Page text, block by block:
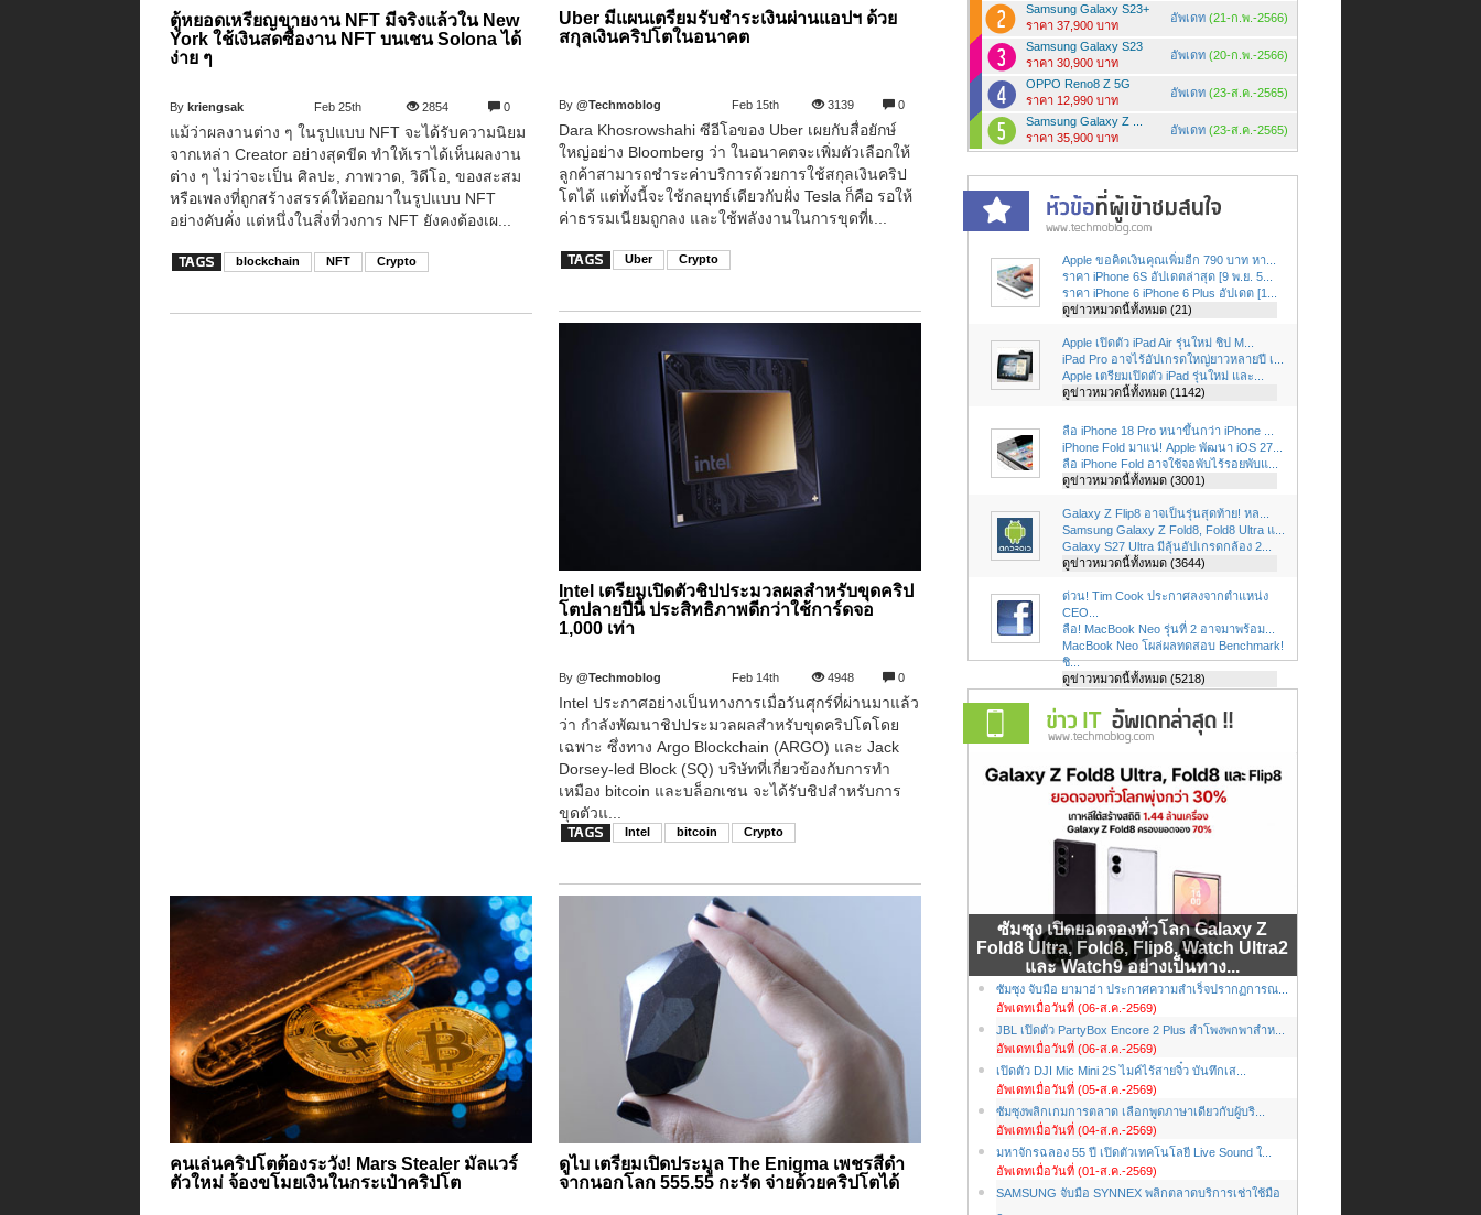
ตู้หยอดเหรียญขายงาน NFT มีจริงแล้วใน New
York ใช้เงินสดซื้องาน NFT บนเชน Solona ได้
ง่าย ๆ
Bykriengsak Feb 25th 2854 0
แม้ว่าผลงานต่าง ๆ ในรูปแบบ NFT จะได้รับความนิยม
จากเหล่า Creator อย่างสุดขีด ทำให้เราได้เห็นผลงาน
ต่าง ๆ ไม่ว่าจะเป็น ศิลปะ, ภาพวาด, วิดีโอ, ของสะสม
หรือเพลงที่ถูกสร้างสรรค์ให้ออกมาในรูปแบบ NFT
อย่างคับคั่ง แต่หนึ่งในสิ่งที่วงการ NFT ยังคงต้องเผ...
blockchain NFT Crypto
Uber มีแผนเตรียมรับชำระเงินผ่านแอปฯ ด้วย
สกุลเงินคริปโตในอนาคต
By@Techmoblog Feb 15th 3139 0
Dara Khosrowshahi ซีอีโอของ Uber เผยกับสื่อยักษ์
ใหญ่อย่าง Bloomberg ว่า ในอนาคตจะเพิ่มตัวเลือกให้
ลูกค้าสามารถชำระค่าบริการด้วยการใช้สกุลเงินคริป
โตได้ แต่ทั้งนี้จะใช้กลยุทธ์เดียวกับฝั่ง Tesla ก็คือ รอให้
ค่าธรรมเนียมถูกลง และใช้พลังงานในการขุดที่เ...
Uber Crypto
Intel เตรียมเปิดตัวชิปประมวลผลสำหรับขุดคริป
โตปลายปีนี้ ประสิทธิภาพดีกว่าใช้การ์ดจอ
1,000 เท่า
By@Techmoblog Feb 14th 4948 0
Intel ประกาศอย่างเป็นทางการเมื่อวันศุกร์ที่ผ่านมาแล้ว
ว่า กำลังพัฒนาชิปประมวลผลสำหรับขุดคริปโตโดย
เฉพาะ ซึ่งทาง Argo Blockchain (ARGO) และ Jack
Dorsey-led Block (SQ) บริษัทที่เกี่ยวข้องกับการทำ
เหมือง bitcoin และบล็อกเชน จะได้รับชิปสำหรับการ
ขุดตัวแ...
Intel bitcoin Crypto
คนเล่นคริปโตต้องระวัง! Mars Stealer มัลแวร์
ตัวใหม่ จ้องขโมยเงินในกระเป๋าคริปโต
ดูไบ เตรียมเปิดประมูล The Enigma เพชรสีดำ
จากนอกโลก 555.55 กะรัด จ่ายด้วยคริปโตได้
Samsung Galaxy S23+
ราคา 37,900 บาท
อัพเดท (21-ก.พ.-2566)
Samsung Galaxy S23
ราคา 30,900 บาท
อัพเดท (20-ก.พ.-2566)
OPPO Reno8 Z 5G
ราคา 12,990 บาท
อัพเดท (23-ส.ค.-2565)
Samsung Galaxy Z ...
ราคา 35,900 บาท
อัพเดท (23-ส.ค.-2565)
Apple ขอคิดเงินคุณเพิ่มอีก 790 บาท หา...
ราคา iPhone 6S อัปเดตล่าสุด [9 พ.ย. 5...
ราคา iPhone 6 iPhone 6 Plus อัปเดต [1...
ดูข่าวหมวดนี้ทั้งหมด (21)
Apple เปิดตัว iPad Air รุ่นใหม่ ชิป M...
iPad Pro อาจไร้อัปเกรดใหญ่ยาวหลายปี เ...
Apple เตรียมเปิดตัว iPad รุ่นใหม่ และ...
ดูข่าวหมวดนี้ทั้งหมด (1142)
ลือ iPhone 18 Pro หนาขึ้นกว่า iPhone ...
iPhone Fold มาแน่! Apple พัฒนา iOS 27...
ลือ iPhone Fold อาจใช้จอพับไร้รอยพับแ...
ดูข่าวหมวดนี้ทั้งหมด (3001)
Galaxy Z Flip8 อาจเป็นรุ่นสุดท้าย! หล...
Samsung Galaxy Z Fold8, Fold8 Ultra แ...
Galaxy S27 Ultra มีลุ้นอัปเกรดกล้อง 2...
ดูข่าวหมวดนี้ทั้งหมด (3644)
ด่วน! Tim Cook ประกาศลงจากตำแหน่ง
CEO...
ลือ! MacBook Neo รุ่นที่ 2 อาจมาพร้อม...
MacBook Neo โผล่ผลทดสอบ Benchmark!
ชิ...
ดูข่าวหมวดนี้ทั้งหมด (5218)
ซัมซุง เปิดยอดจองทั่วโลก Galaxy Z
Fold8 Ultra, Fold8, Flip8, Watch Ultra2
และ Watch9 อย่างเป็นทาง...
ซัมซุง จับมือ ยามาฮ่า ประกาศความสำเร็จปรากฏการณ...
อัพเดทเมื่อวันที่ (06-ส.ค.-2569)
JBL เปิดตัว PartyBox Encore 2 Plus ลำโพงพกพาสำห...
อัพเดทเมื่อวันที่ (06-ส.ค.-2569)
เปิดตัว DJI Mic Mini 2S ไมค์ไร้สายจิ๋ว บันทึกเส...
อัพเดทเมื่อวันที่ (05-ส.ค.-2569)
ซัมซุงพลิกเกมการตลาด เลือกพูดภาษาเดียวกับผู้บริ...
อัพเดทเมื่อวันที่ (04-ส.ค.-2569)
มหาจักรฉลอง 55 ปี เปิดตัวเทคโนโลยี Live Sound ใ...
อัพเดทเมื่อวันที่ (01-ส.ค.-2569)
SAMSUNG จับมือ SYNNEX พลิกตลาดบริการเช่าใช้มือ